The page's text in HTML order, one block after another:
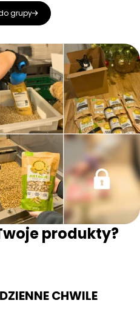
grupy
produkty?
CHWILE